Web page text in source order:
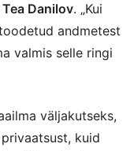
Tea Danilov. „Kui
andmetest
valmis selle ringi
väljakutseks,
kuid